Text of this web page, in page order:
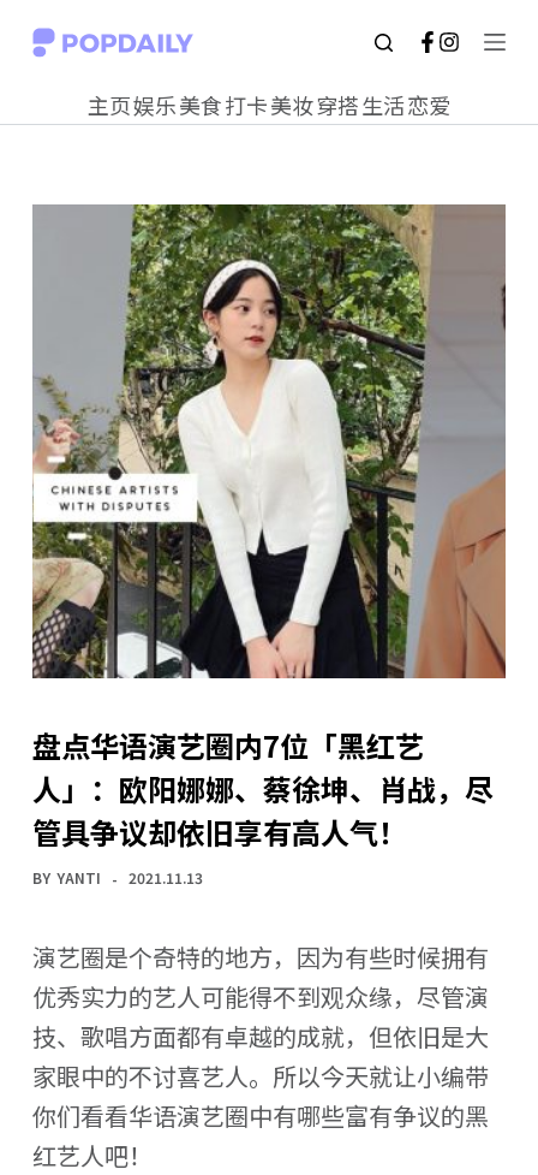
S
e
n
t
主页娱乐美食打卡美妆穿搭生活恋爱
盘点华语演艺圈内7位「黑红艺
人」：欧阳娜娜、蔡徐坤、肖战，尽
管具争议却依旧享有高人气！
BY YANTI 2021.11.13
演艺圈是个奇特的地方，因为有些时候拥有
优秀实力的艺人可能得不到观众缘，尽管演
技、歌唱方面都有卓越的成就，但依旧是大
家眼中的不讨喜艺人。所以今天就让小编带
你们看看华语演艺圈中有哪些富有争议的黑
红艺人吧！